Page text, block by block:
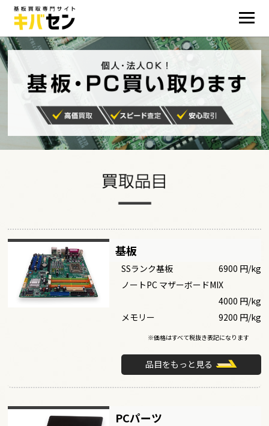
基板
SSランク基板
6900 円/kg
ノートPC マザーボードMIX
4000 円/kg
メモリー
9200 円/kg
※価格はすべて税抜き表記になります
品目をもっと見る
PCパーツ